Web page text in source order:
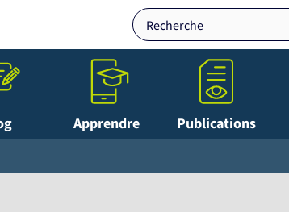
Apprendre Publications